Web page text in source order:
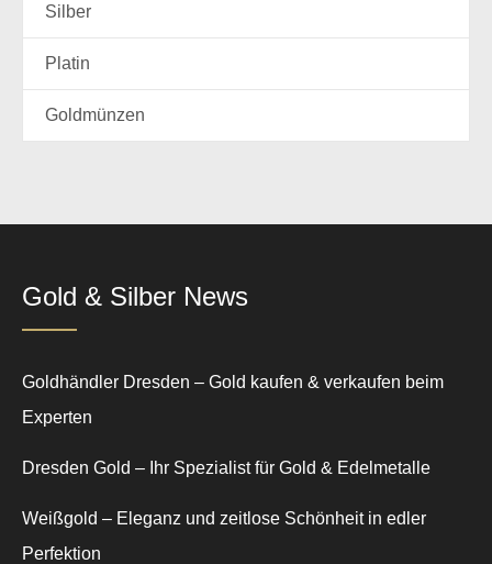
Silber
Platin
Goldmünzen
Gold & Silber News
Goldhändler Dresden – Gold kaufen & verkaufen beim
Experten
Dresden Gold – Ihr Spezialist für Gold & Edelmetalle
Weißgold – Eleganz und zeitlose Schönheit in edler
Perfektion